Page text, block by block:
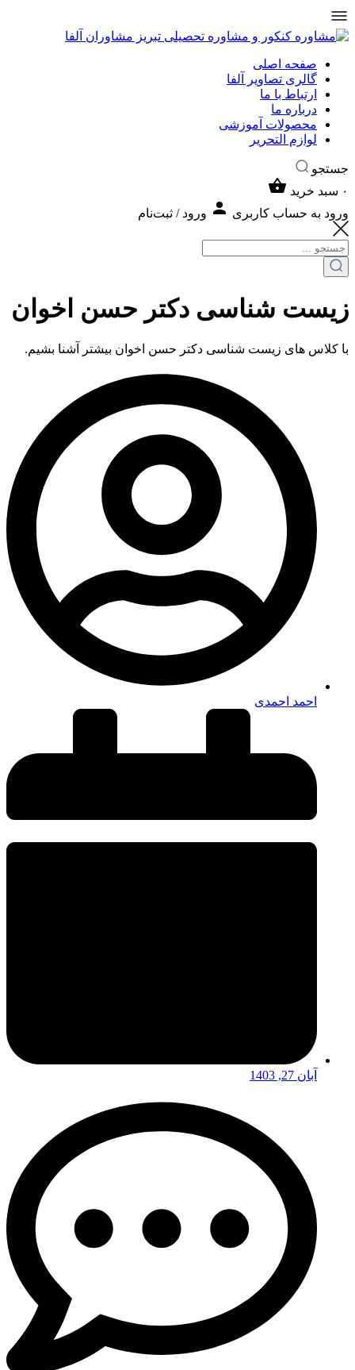
صفحه اصلی
گالری تصاویر آلفا
ارتباط با ما
درباره ما
محصولات آموزشی
لوازم التحریر
جستجو
۰ سبد خرید
ورود به حساب کاربری
ورود / ثبت‌نام
زیست شناسی دکتر حسن اخوان
با کلاس های زیست شناسی دکتر حسن اخوان بیشتر آشنا بشیم.
احمد احمدی
آبان 27, 1403